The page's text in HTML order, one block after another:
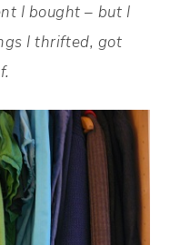
I bought – but I
I thrifted, got